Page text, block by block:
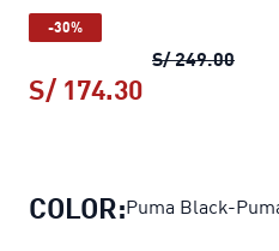
-30%
S/ 249.00
S/ 174.30
COLOR:Puma Black-